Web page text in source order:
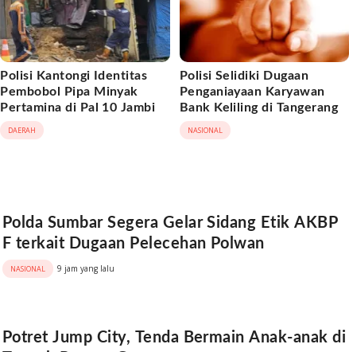
Polisi Kantongi Identitas
Pembobol Pipa Minyak
Pertamina di Pal 10 Jambi
DAERAH
Polisi Selidiki Dugaan
Penganiayaan Karyawan
Bank Keliling di Tangerang
NASIONAL
Polda Sumbar Segera Gelar Sidang Etik AKBP
F terkait Dugaan Pelecehan Polwan
NASIONAL 9 jam yang lalu
Potret Jump City, Tenda Bermain Anak-anak di